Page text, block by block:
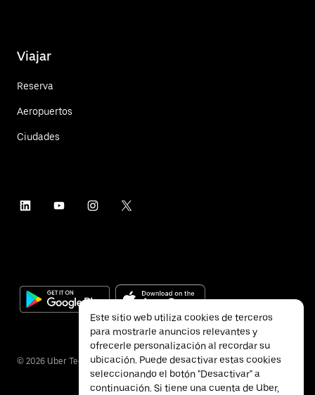
Viajar
Reserva
Aeropuertos
Ciudades
© 2026 Uber Technologies Inc.
Este sitio web utiliza cookies de terceros
para mostrarle anuncios relevantes y
ofrecerle personalización al recordar su
ubicación. Puede desactivar estas cookies
seleccionando el botón "Desactivar" a
continuación. Si tiene una cuenta de Uber,